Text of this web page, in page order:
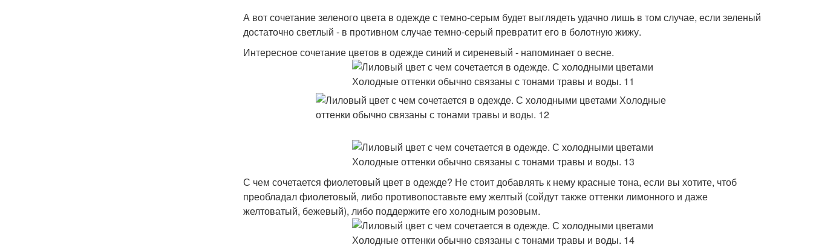
А вот сочетание зеленого цвета в одежде с темно-серым будет выглядеть удачно лишь в том случае, если зеленый
достаточно светлый - в противном случае темно-серый превратит его в болотную жижу.
Интересное сочетание цветов в одежде синий и сиреневый - напоминает о весне.
С чем сочетается фиолетовый цвет в одежде? Не стоит добавлять к нему красные тона, если вы хотите, чтоб
преобладал фиолетовый, либо противопоставьте ему желтый (сойдут также оттенки лимонного и даже
желтоватый, бежевый), либо поддержите его холодным розовым.